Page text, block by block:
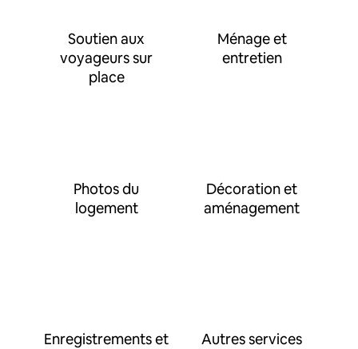
Soutien aux
voyageurs sur
place
Ménage et
entretien
Photos du
logement
Décoration et
aménagement
Enregistrements et Autres services